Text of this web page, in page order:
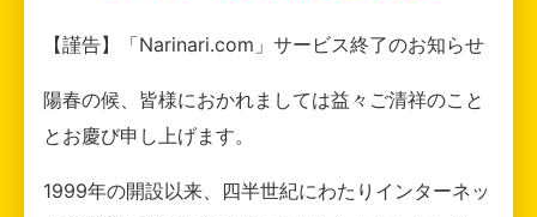
【謹告】「Narinari.com」サービス終了のお知らせ
陽春の候、皆様におかれましては益々ご清祥のこと
とお慶び申し上げます。
1999年の開設以来、四半世紀にわたりインターネッ